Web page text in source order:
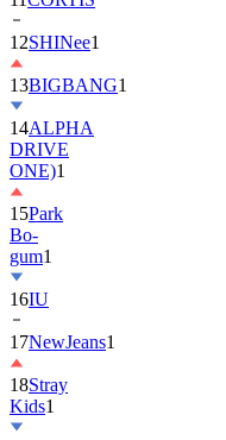
12SHINee1
13BIGBANG1
14ALPHA
DRIVE
ONE)1
15Park
Bo-
gum1
16IU
17NewJeans1
18Stray
Kids1